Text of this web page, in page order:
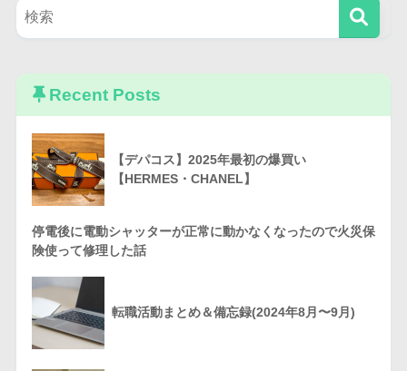
Recent Posts
【デパコス】2025年最初の爆買い
【HERMES・CHANEL】
停電後に電動シャッターが正常に動かなくなったので火災保
険使って修理した話
転職活動まとめ＆備忘録(2024年8月〜9月)